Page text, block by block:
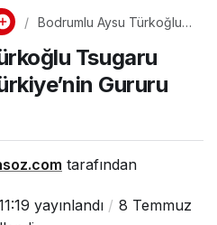
TBMM’YE ULUSAL ARAŞTIRMA
Bodrumlu Aysu Türkoğlu
Türkiye’nin Gururu Oldu
Tsugaru
Gururu
tarafından
yayınlandı
8 Temmuz